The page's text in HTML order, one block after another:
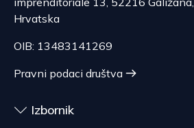
Hrvatska
OIB: 13483141269
Pravni podaci društva
Izbornik